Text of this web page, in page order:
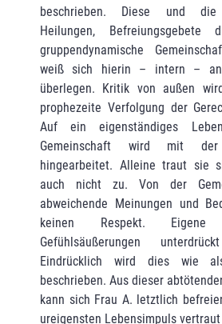
beschrieben. Diese und die
Heilungen,
gruppendynamische
weiß sich hierin – intern –
überlegen. Kritik von außen
prophezeite Verfolgung der
Auf ein eigenständiges
Gemeinschaft wird mit
hingearbeitet. Alleine traut sie
auch nicht zu. Von der
abweichende Meinungen und
keinen Respekt.
Gefühlsäußerungen
Eindrücklich wird dies wie
beschrieben. Aus dieser
kann sich Frau A. letztlich
ureigensten Lebensimpuls